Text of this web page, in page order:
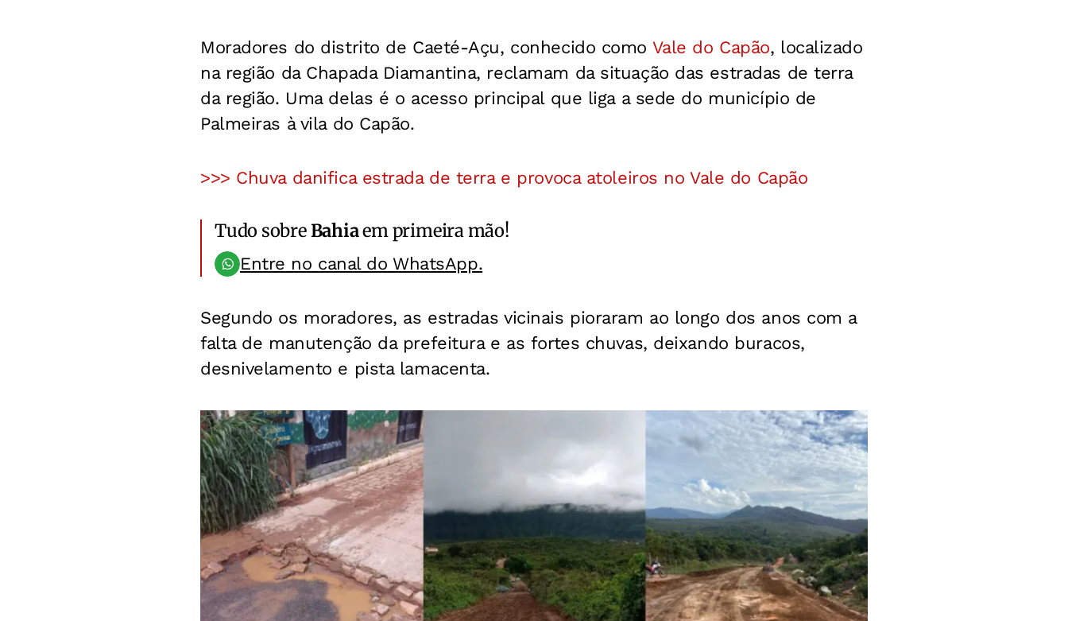
Moradores do distrito de Caeté-Açu, conhecido como Vale do Capão, localizado
na região da Chapada Diamantina, reclamam da situação das estradas de terra
da região. Uma delas é o acesso principal que liga a sede do município de
Palmeiras à vila do Capão.
>>> Chuva danifica estrada de terra e provoca atoleiros no Vale do Capão
Tudo sobreBahiaem primeira mão!
Entre no canal do WhatsApp.
Segundo os moradores, as estradas vicinais pioraram ao longo dos anos com a
falta de manutenção da prefeitura e as fortes chuvas, deixando buracos,
desnivelamento e pista lamacenta.